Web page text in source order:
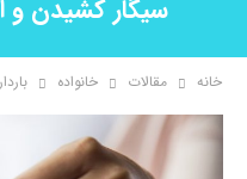
سیگار کشیدن و
خانه مقالات خانواده